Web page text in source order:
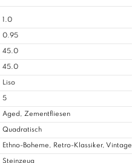
1.0
0.95
45.0
45.0
Liso
5
Aged, Zementfliesen
Quadratisch
Ethno-Boheme, Retro-Klassiker, Vintage
Steinzeug